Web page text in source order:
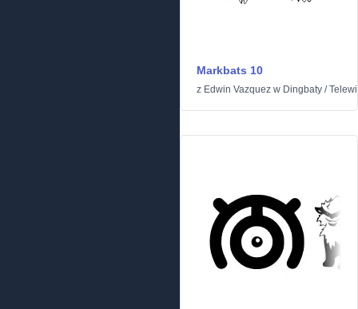
Markbats 10
z Edwin Vazquez w Dingbaty /